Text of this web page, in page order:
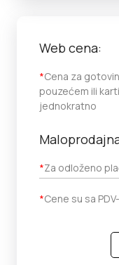
Web cena:
*Cena za
pouzećem ili
jednokratno
*Za odloženo
*Cene su sa